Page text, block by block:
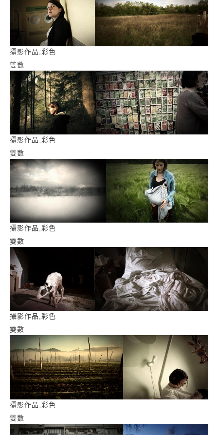
攝影作品,彩色
雙數
攝影作品,彩色
雙數
攝影作品,彩色
雙數
攝影作品,彩色
雙數
攝影作品,彩色
雙數